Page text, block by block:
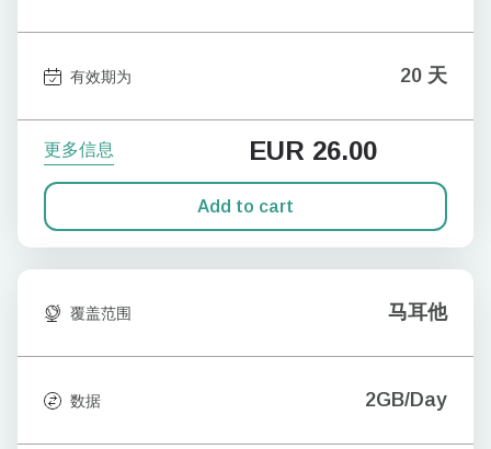
有效期为 20 天
更多信息 EUR 26.00
Add to cart
覆盖范围 马耳他
数据 2GB/Day